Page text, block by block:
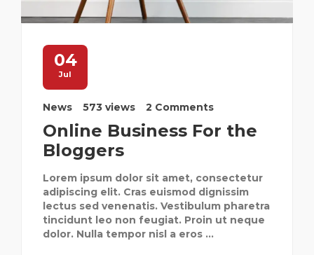
04
Jul
News 573 views 2 Comments
Online Business For the
Bloggers
Lorem ipsum dolor sit amet, consectetur
adipiscing elit. Cras euismod dignissim
lectus sed venenatis. Vestibulum pharetra
tincidunt leo non feugiat. Proin ut neque
dolor. Nulla tempor nisl a eros ...